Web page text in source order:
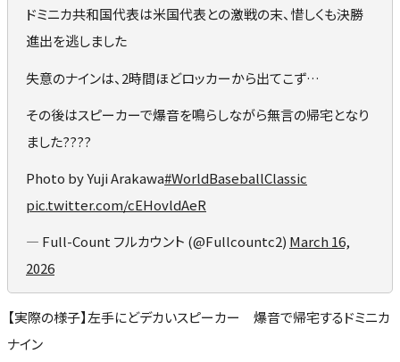
ドミニカ共和国代表は米国代表との激戦の末、惜しくも決勝
進出を逃しました
失意のナインは、2時間ほどロッカーから出てこず…
その後はスピーカーで爆音を鳴らしながら無言の帰宅となり
ました????
Photo by Yuji Arakawa#WorldBaseballClassic
pic.twitter.com/cEHovldAeR
— Full-Count フルカウント (@Fullcountc2) March 16,
2026
【実際の様子】左手にどデカいスピーカー 爆音で帰宅するドミニカ
ナイン